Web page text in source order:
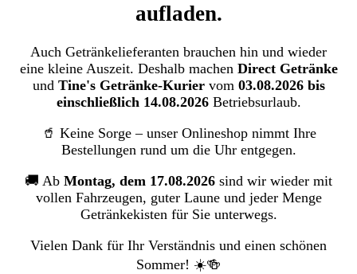
Milchprodukte
Zur Kategorie Milchprodukte
H - Vollmilch
Milchalternativen
Milchmischgetränke
Zur Kategorie Heißgetränke
Kaffeefilter
Kaffeemaschinen-Reiniger
aufladen.
Auch Getränkelieferanten brauchen hin und wieder
eine kleine Auszeit. Deshalb machen Direct Getränke
und Tine's Getränke-Kuriervom 03.08.2026 bis
einschließlich 14.08.2026Betriebsurlaub.
🥤 Keine Sorge – unser Onlineshop nimmt Ihre
Bestellungen rund um die Uhr entgegen.
🚚 Ab Montag, dem 17.08.2026 sind wir wieder mit
vollen Fahrzeugen, guter Laune und jeder Menge
Getränkekisten für Sie unterwegs.
Vielen Dank für Ihr Verständnis und einen schönen
Sommer! ☀️🍻